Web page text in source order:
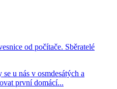
od počítače. Sběratelé
u nás v osmdesátých a
první domácí...